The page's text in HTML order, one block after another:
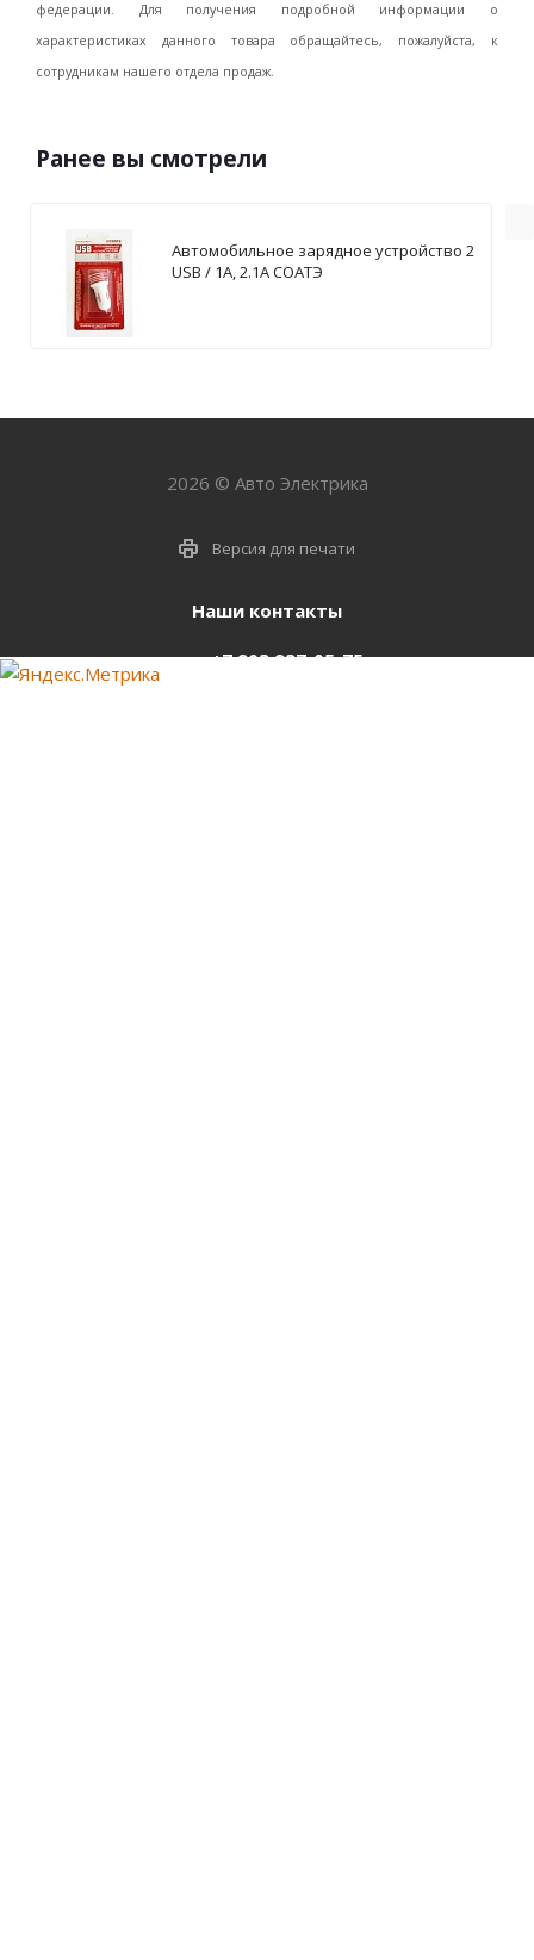
федерации. Для получения подробной информации о
характеристиках данного товара обращайтесь, пожалуйста, к
сотрудникам нашего отдела продаж.
Ранее вы смотрели
Автомобильное зарядное устройство 2
USB / 1А, 2.1А СОАТЭ
2026 © Авто Электрика
Версия для печати
Наши контакты
+7 903 937-05-75